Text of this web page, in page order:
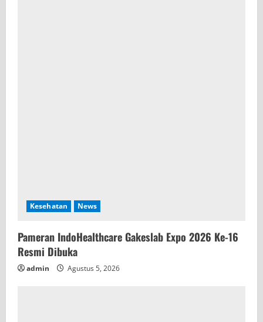
Kesehatan News
Pameran IndoHealthcare Gakeslab Expo 2026 Ke-16
Resmi Dibuka
admin Agustus 5, 2026